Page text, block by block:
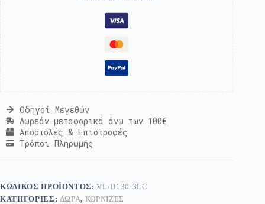
Οδηγοί Μεγεθών
Δωρεάν μεταφορικά άνω των 100€
Αποστολές & Επιστροφές
Τρόποι Πληρωμής
ΚΩΔΙΚΌΣ ΠΡΟΪΌΝΤΟΣ:VL/D130-3LC
ΚΑΤΗΓΟΡΊΕΣ: ΔΏΡΑ, ΚΟΡΝΊΖΕΣ